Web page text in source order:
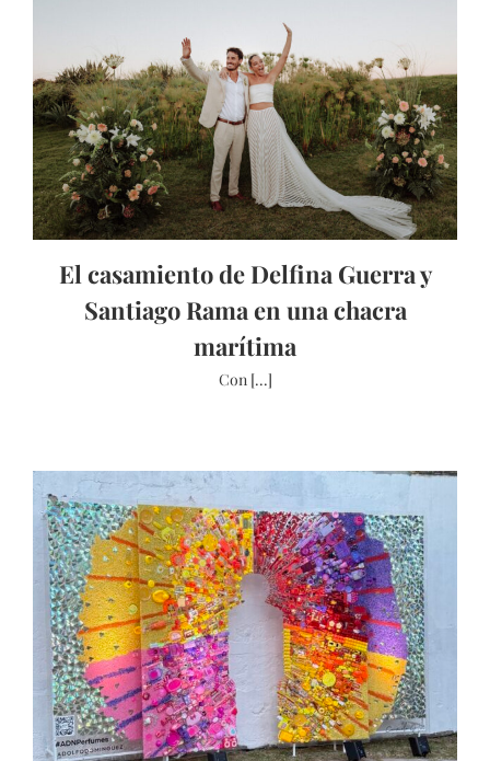
El casamiento de Delfina Guerra y
Santiago Rama en una chacra
marítima
Con [...]